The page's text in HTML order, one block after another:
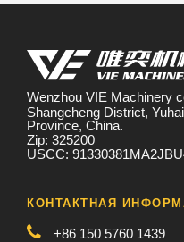
Wenzhou VIE Machinery
Shangcheng District,
Province, China.
Zip: 325200
USCC:
КОНТАКТНАЯ
+86 150 5760 1439